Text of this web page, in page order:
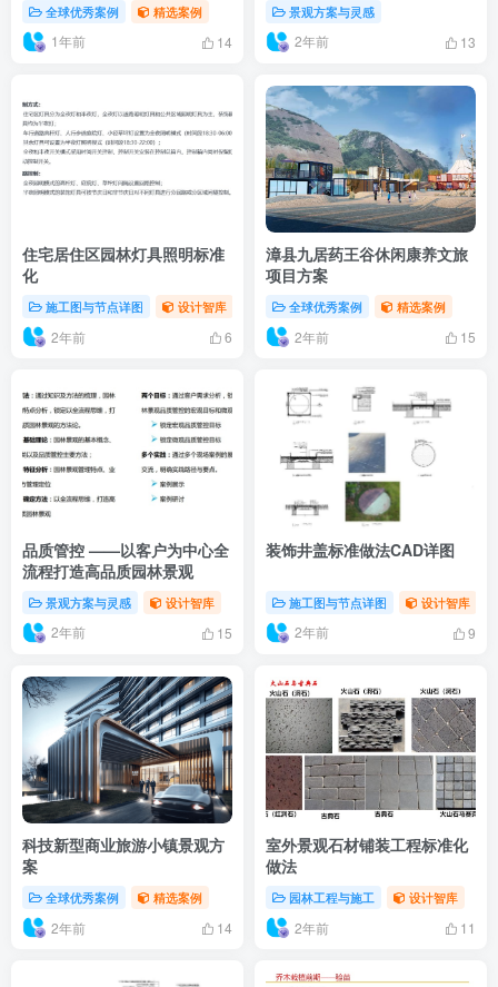
全球优秀案例 精选案例
1年前 14
景观方案与灵感
2年前 13
住宅居住区园林灯具照明标准
化
施工图与节点详图 设计智库
2年前 6
漳县九居药王谷休闲康养文旅
项目方案
全球优秀案例 精选案例
2年前 15
品质管控 ——以客户为中心全
流程打造高品质园林景观
景观方案与灵感 设计智库
2年前 15
装饰井盖标准做法CAD详图
施工图与节点详图 设计智库
2年前 9
科技新型商业旅游小镇景观方
案
全球优秀案例 精选案例
2年前 14
室外景观石材铺装工程标准化
做法
园林工程与施工 设计智库
2年前 11